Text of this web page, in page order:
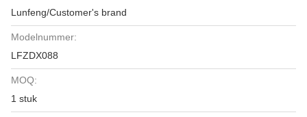
Lunfeng/Customer's brand
Modelnummer:
LFZDX088
MOQ:
1 stuk